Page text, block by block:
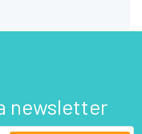
newsletter